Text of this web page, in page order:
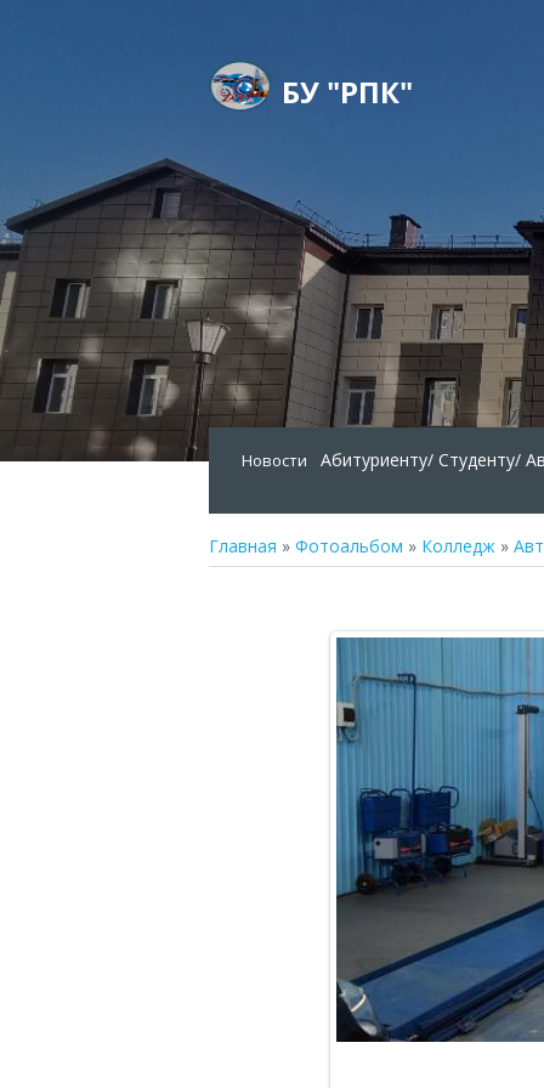
БУ "РПК"
Новости Абитуриенту/ Студенту/
Главная » Фотоальбом » Колледж »